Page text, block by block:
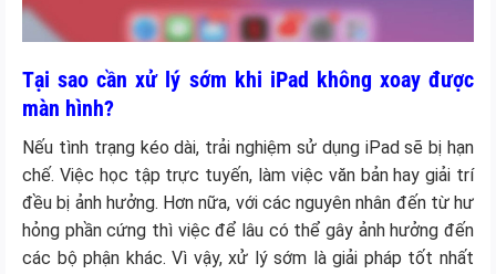
Tại sao cần xử lý sớm khi iPad không xoay được
màn hình?
Nếu tình trạng kéo dài, trải nghiệm sử dụng iPad sẽ bị hạn
chế. Việc học tập trực tuyến, làm việc văn bản hay giải trí
đều bị ảnh hưởng. Hơn nữa, với các nguyên nhân đến từ hư
hỏng phần cứng thì việc để lâu có thể gây ảnh hưởng đến
các bộ phận khác. Vì vậy, xử lý sớm là giải pháp tốt nhất